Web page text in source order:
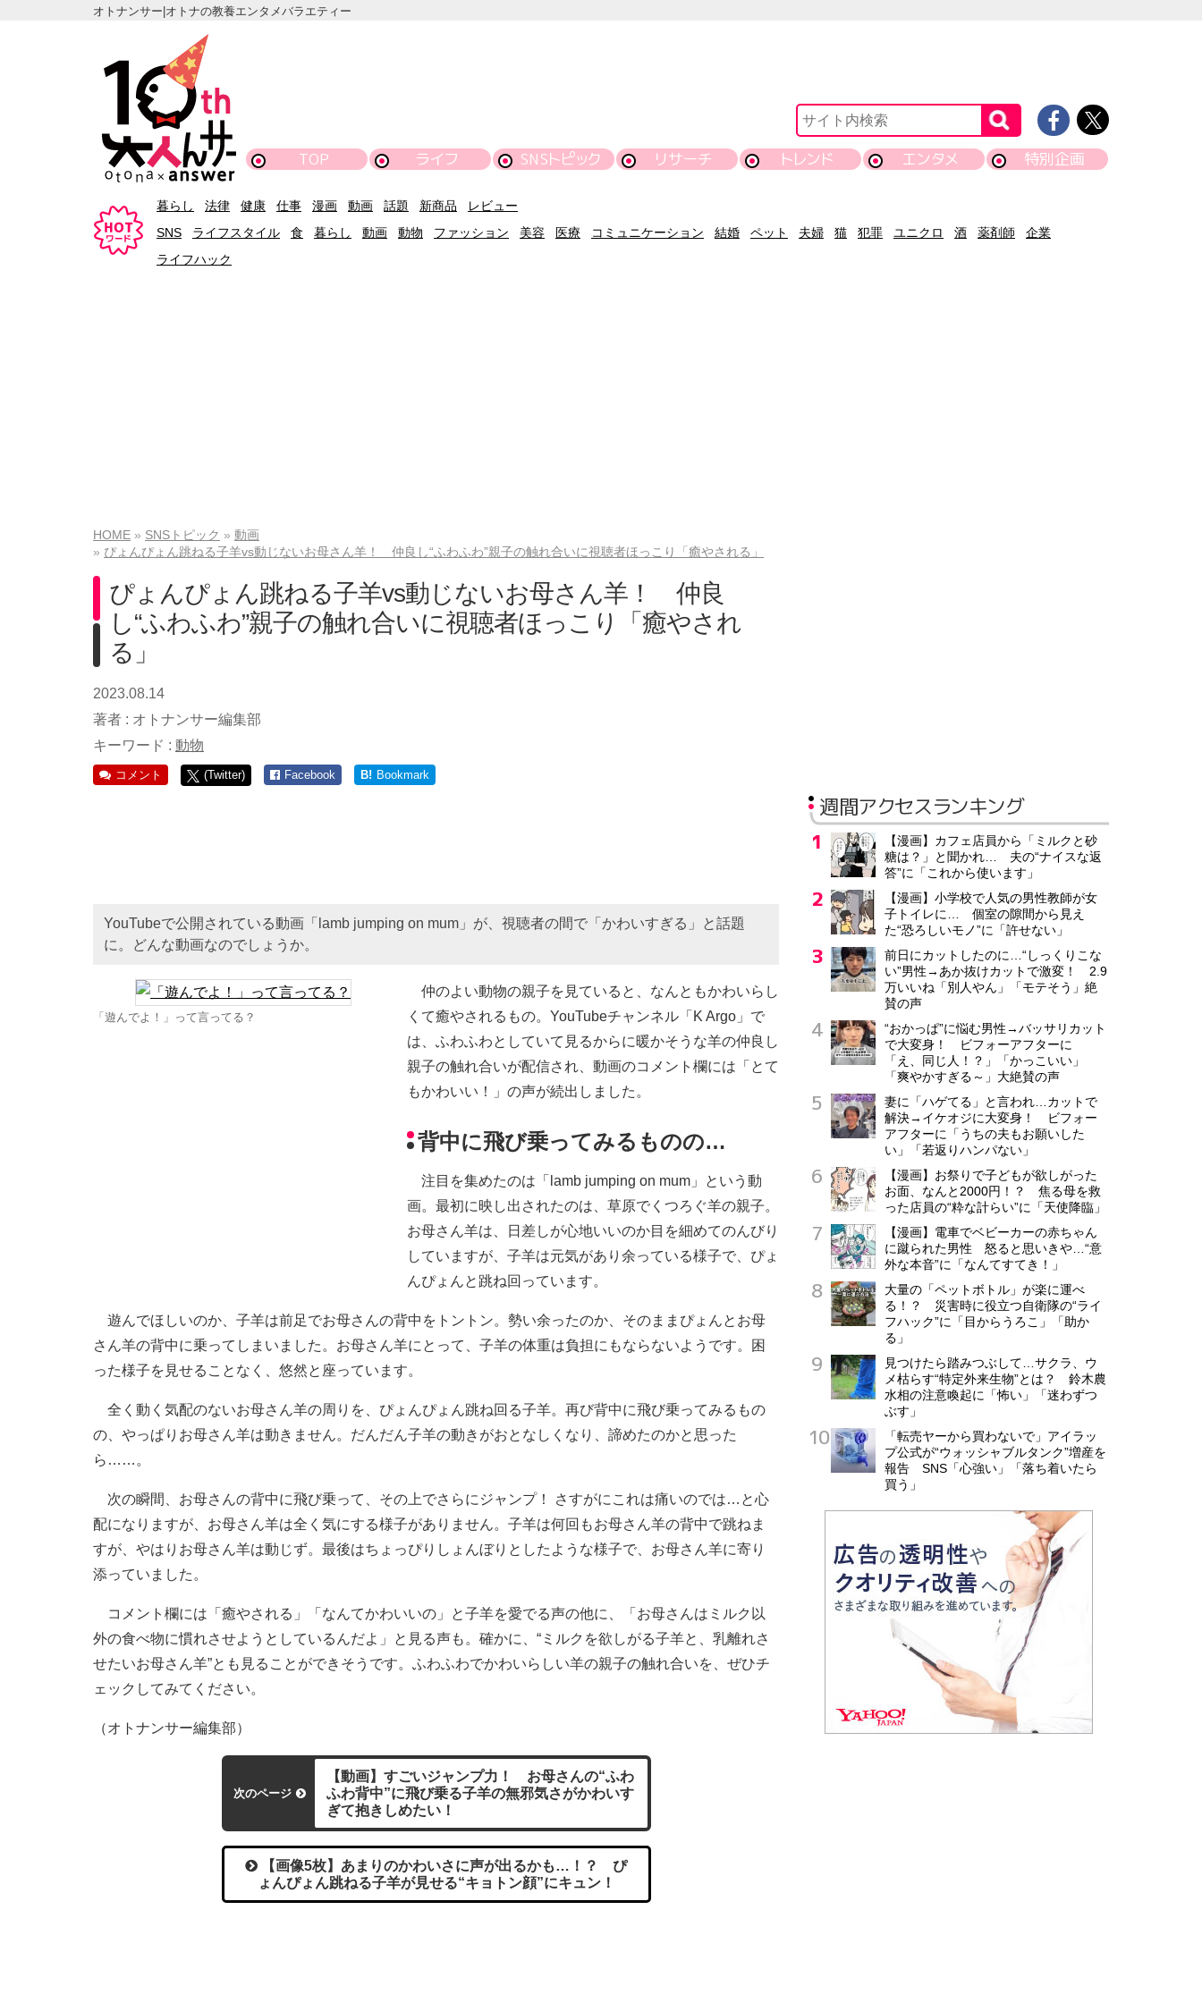
オトナンサー|オトナの教養エンタメバラエティー
TOP ライフ SNSトピック リサーチ トレンド エンタメ 特別企画
暮らし 法律 健康 仕事 漫画 動画 話題 新商品
レビュー
SNS
ライフスタイル 食 暮らし 動画 動物 ファッション 美容 医療 コミュニケーション 結婚 ペット 夫婦 猫 犯罪 ユニクロ 酒 薬剤師
企業
ライフハック
HOME SNSトピック
動画
ぴょんぴょん跳ねる子羊vs動じないお母さん羊！ 仲良し“ふわふわ”親子の触れ合いに視聴者ほっこり「癒やされる」
ぴょんぴょん跳ねる子羊vs動じないお母さん羊！ 仲良
し“ふわふわ”親子の触れ合いに視聴者ほっこり「癒やされ
る」
2023.08.14
著者 : オトナンサー編集部
キーワード : 動物
コメント (Twitter) Facebook B! Bookmark
YouTubeで公開されている動画「lamb jumping on mum」が、視聴者の間で「かわいすぎる」と話題
に。どんな動画なのでしょうか。
「遊んでよ！」って言ってる？
仲のよい動物の親子を見ていると、なんともかわいらし
くて癒やされるもの。YouTubeチャンネル「K Argo」で
は、ふわふわとしていて見るからに暖かそうな羊の仲良し
親子の触れ合いが配信され、動画のコメント欄には「とて
もかわいい！」の声が続出しました。
背中に飛び乗ってみるものの…
注目を集めたのは「lamb jumping on mum」という動
画。最初に映し出されたのは、草原でくつろぐ羊の親子。
お母さん羊は、日差しが心地いいのか目を細めてのんびり
していますが、子羊は元気があり余っている様子で、ぴょ
んぴょんと跳ね回っています。
遊んでほしいのか、子羊は前足でお母さんの背中をトントン。勢い余ったのか、そのままぴょんとお母
さん羊の背中に乗ってしまいました。お母さん羊にとって、子羊の体重は負担にもならないようです。困
った様子を見せることなく、悠然と座っています。
全く動く気配のないお母さん羊の周りを、ぴょんぴょん跳ね回る子羊。再び背中に飛び乗ってみるもの
の、やっぱりお母さん羊は動きません。だんだん子羊の動きがおとなしくなり、諦めたのかと思った
ら……。
次の瞬間、お母さんの背中に飛び乗って、その上でさらにジャンプ！ さすがにこれは痛いのでは…と心
配になりますが、お母さん羊は全く気にする様子がありません。子羊は何回もお母さん羊の背中で跳ねま
すが、やはりお母さん羊は動じず。最後はちょっぴりしょんぼりとしたような様子で、お母さん羊に寄り
添っていました。
コメント欄には「癒やされる」「なんてかわいいの」と子羊を愛でる声の他に、「お母さんはミルク以
外の食べ物に慣れさせようとしているんだよ」と見る声も。確かに、“ミルクを欲しがる子羊と、乳離れさ
せたいお母さん羊”とも見ることができそうです。ふわふわでかわいらしい羊の親子の触れ合いを、ぜひチ
ェックしてみてください。
（オトナンサー編集部）
次のページ
【動画】すごいジャンプ力！ お母さんの“ふわ
ふわ背中”に飛び乗る子羊の無邪気さがかわいす
ぎて抱きしめたい！
【画像5枚】あまりのかわいさに声が出るかも…！？ ぴ
ょんぴょん跳ねる子羊が見せる“キョトン顔”にキュン！
週間アクセスランキング
【漫画】カフェ店員から「ミルクと砂
糖は？」と聞かれ… 夫の“ナイスな返
答”に「これから使います」
【漫画】小学校で人気の男性教師が女
子トイレに… 個室の隙間から見え
た“恐ろしいモノ”に「許せない」
前日にカットしたのに…“しっくりこな
い”男性→あか抜けカットで激変！ 2.9
万いいね「別人やん」「モテそう」絶
賛の声
“おかっぱ”に悩む男性→バッサリカット
で大変身！ ビフォーアフターに
「え、同じ人！？」「かっこいい」
「爽やかすぎる～」大絶賛の声
妻に「ハゲてる」と言われ…カットで
解決→イケオジに大変身！ ビフォー
アフターに「うちの夫もお願いした
い」「若返りハンパない」
【漫画】お祭りで子どもが欲しがった
お面、なんと2000円！？ 焦る母を救
った店員の“粋な計らい”に「天使降臨」
【漫画】電車でベビーカーの赤ちゃん
に蹴られた男性 怒ると思いきや…“意
外な本音”に「なんてすてき！」
大量の「ペットボトル」が楽に運べ
る！？ 災害時に役立つ自衛隊の“ライ
フハック”に「目からうろこ」「助か
る」
見つけたら踏みつぶして…サクラ、ウ
メ枯らす“特定外来生物”とは？ 鈴木農
水相の注意喚起に「怖い」「迷わずつ
ぶす」
「転売ヤーから買わないで」アイラッ
プ公式が“ウォッシャブルタンク”増産を
報告 SNS「心強い」「落ち着いたら
買う」